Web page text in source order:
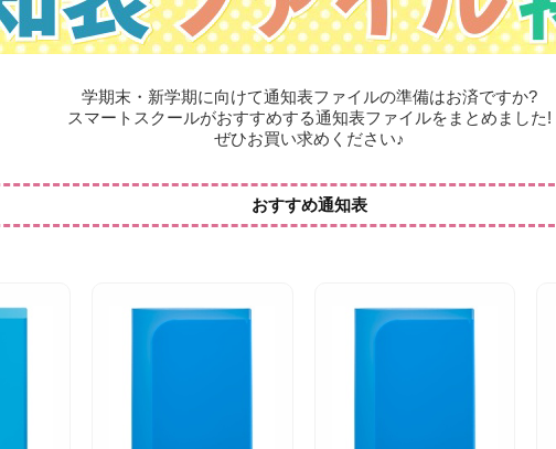
学期末・新学期に向けて通知表ファイルの準備はお済ですか?
スマートスクールがおすすめする通知表ファイルをまとめました!
ぜひお買い求めください♪
おすすめ通知表